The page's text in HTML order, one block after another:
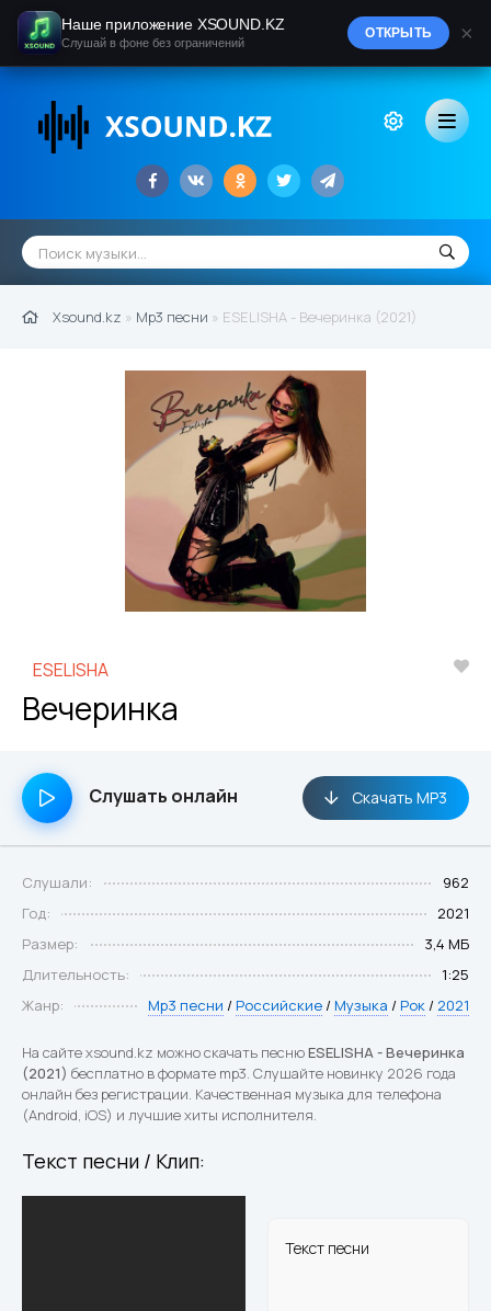
Xsound.kz » Mp3 песни » ESELISHA - Вечеринка (2021)
ESELISHA
Вечеринка
Слушать онлайн Скачать MP3
Слушали:
962
Год:
2021
Размер:
3,4 МБ
Длительность:
1:25
Жанр:
Mp3 песни / Российские / Музыка / Рок / 2021
На сайте xsound.kz можно скачать песнюESELISHA - Вечеринка
(2021) бесплатно в формате mp3. Слушайте новинку 2026 года
онлайн без регистрации. Качественная музыка для телефона
(Android, iOS) и лучшие хиты исполнителя.
Текст песни / Клип:
Текст песни
Наше приложение XSOUND.KZ
Слушай в фоне без ограничений
ОТКРЫТЬ ×